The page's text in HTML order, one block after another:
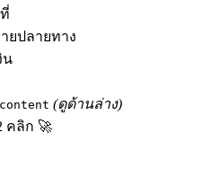
ยปลายทาง
น
(ดูด้านล่าง)
คลิก 🚀